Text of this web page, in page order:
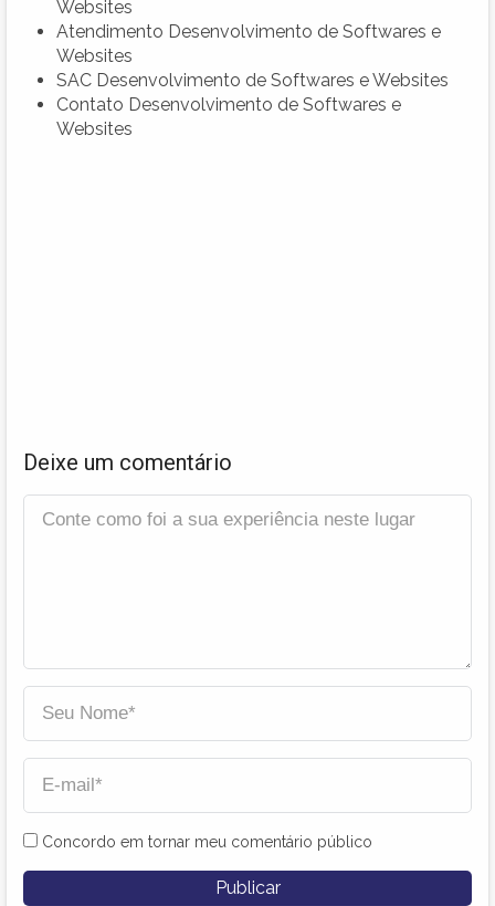
Websites
Atendimento Desenvolvimento de Softwares e
Websites
SAC Desenvolvimento de Softwares e Websites
Contato Desenvolvimento de Softwares e
Websites
Deixe um comentário
Concordo em tornar meu comentário público